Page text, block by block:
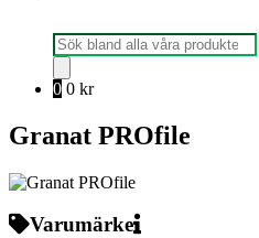
Produktsökning
0 0 kr
Granat PROfile
Varumärke